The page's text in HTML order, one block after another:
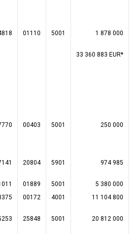
01110 5001 1 878 000
33 360 883 EUR*
00403 5001 250 000
20804 5901 974 985
01889 5001
5 380 000
00172 4001 11 104 800
25848 5001 20 812 000